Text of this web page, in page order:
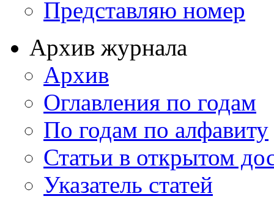
Представляю номер
Архив журнала
Архив
Оглавления по годам
По годам по алфавиту
Статьи в открытом
Указатель статей